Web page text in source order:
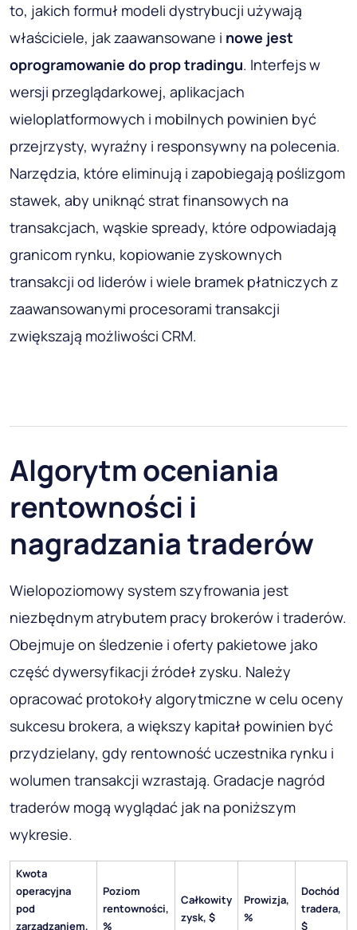
to, jakich formuł modeli dystrybucji używają
właściciele, jak zaawansowane i nowe jest
oprogramowanie do prop tradingu. Interfejs w
wersji przeglądarkowej, aplikacjach
wieloplatformowych i mobilnych powinien być
przejrzysty, wyraźny i responsywny na polecenia.
Narzędzia, które eliminują i zapobiegają poślizgom
stawek, aby uniknąć strat finansowych na
transakcjach, wąskie spready, które odpowiadają
granicom rynku, kopiowanie zyskownych
transakcji od liderów i wiele bramek płatniczych z
zaawansowanymi procesorami transakcji
zwiększają możliwości CRM.
Algorytm oceniania
rentowności i
nagradzania traderów
Wielopoziomowy system szyfrowania jest
niezbędnym atrybutem pracy brokerów i traderów.
Obejmuje on śledzenie i oferty pakietowe jako
część dywersyfikacji źródeł zysku. Należy
opracować protokoły algorytmiczne w celu oceny
sukcesu brokera, a większy kapitał powinien być
przydzielany, gdy rentowność uczestnika rynku i
wolumen transakcji wzrastają. Gradacje nagród
traderów mogą wyglądać jak na poniższym
wykresie.
Kwota
operacyjna
pod
zarządzaniem,
Poziom
rentowności,
%
Całkowity
zysk, $
Prowizja,
%
Dochód
tradera,
$